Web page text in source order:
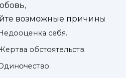
возможные причины
Недооценка себя.
обстоятельств.